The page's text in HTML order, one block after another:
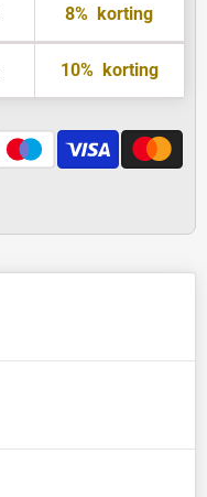
8% korting
10%korting